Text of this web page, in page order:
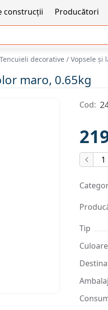
construcții Producători
decorative / Vopsele și
maro, 0.65kg
Cod:
Tip
Culoare
Ambalaj